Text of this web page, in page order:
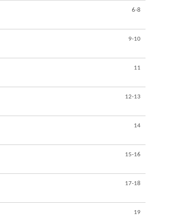
6-8
9-10
11
12-13
14
15-16
17-18
19